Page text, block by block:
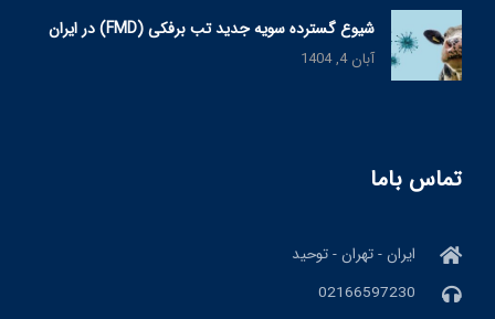
شیوع گسترده سویه جدید تب برفکی (FMD) در ایران
آبان 4, 1404
تماس باما
ایران - تهران - توحید
02166597230